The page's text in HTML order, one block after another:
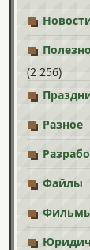
(2 256)
Разное
Файлы